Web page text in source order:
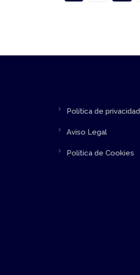
Política de privacidad
Aviso Legal
Política de Cookies